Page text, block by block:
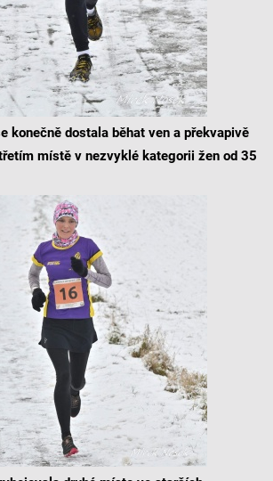
konečně dostala běhat ven a překvapivě
místě v nezvyklé kategorii žen od 35